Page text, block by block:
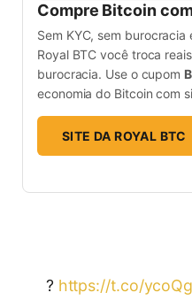
Compre Bitcoin
Sem KYC, sem
Royal BTC você troca
burocracia. Use o cupom
economia do Bitcoin com
SITE DA ROYAL BTC
? https://t.co/